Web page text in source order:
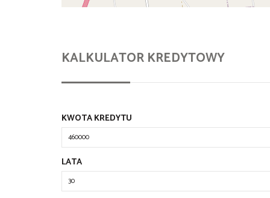
KALKULATOR KREDYTOWY
KWOTA KREDYTU
LATA